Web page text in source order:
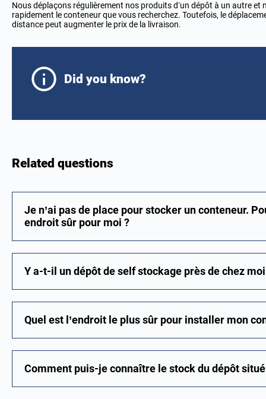
Nous déplaçons régulièrement nos produits d’un dépôt à un autre
rapidement le conteneur que vous recherchez. Toutefois, le
distance peut augmenter le prix de la livraison.
Did you know?
Related questions
Je n’ai pas de place pour stocker un conteneur.
endroit sûr pour moi ?
Y a-t-il un dépôt de self stockage près de chez
Quel est l’endroit le plus sûr pour installer mon
Comment puis-je connaître le stock du dépôt